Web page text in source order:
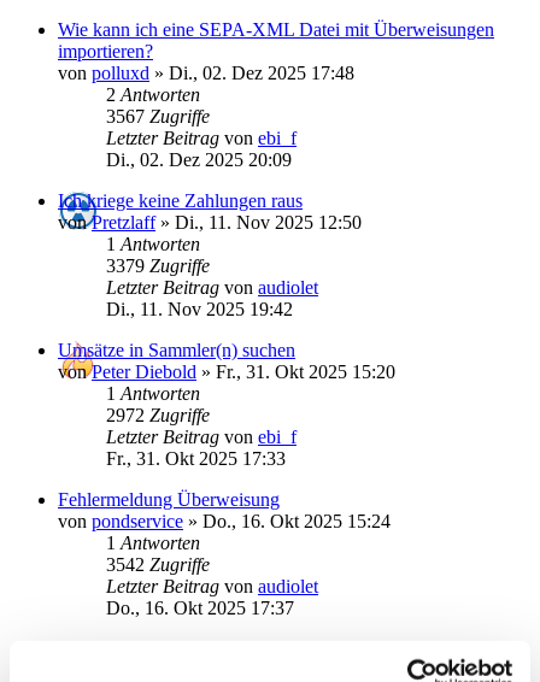
Wie kann ich eine SEPA-XML Datei mit Überweisungen
importieren?
von polluxd » Di., 02. Dez 2025 17:48
2 Antworten
3567 Zugriffe
Letzter Beitrag von ebi_f
Di., 02. Dez 2025 20:09
Ich kriege keine Zahlungen raus
vonPretzlaff» Di., 11. Nov 2025 12:50
1 Antworten
3379 Zugriffe
Letzter Beitrag von audiolet
Di., 11. Nov 2025 19:42
Umsätze in Sammler(n) suchen
vonPeter Diebold » Fr., 31. Okt 2025 15:20
1 Antworten
2972 Zugriffe
Letzter Beitrag von ebi_f
Fr., 31. Okt 2025 17:33
Fehlermeldung Überweisung
von pondservice » Do., 16. Okt 2025 15:24
1 Antworten
3542 Zugriffe
Letzter Beitrag von audiolet
Do., 16. Okt 2025 17:37